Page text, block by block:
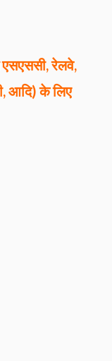
एसएससी, रेलवे,
आदि) के लिए